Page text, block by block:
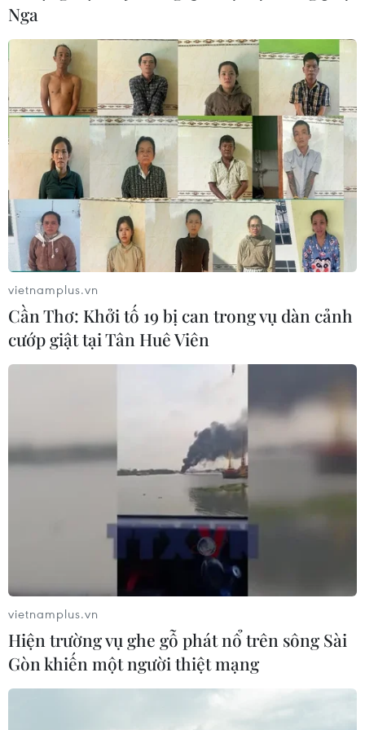
Nga
vietnamplus.vn
Cần Thơ: Khởi tố 19 bị can trong vụ dàn cảnh
cướp giật tại Tân Huê Viên
vietnamplus.vn
Hiện trường vụ ghe gỗ phát nổ trên sông Sài
Gòn khiến một người thiệt mạng